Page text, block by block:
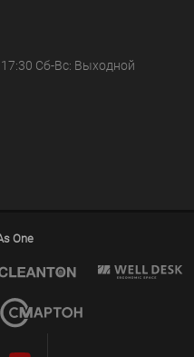
Сб-Вс: Выходной
One